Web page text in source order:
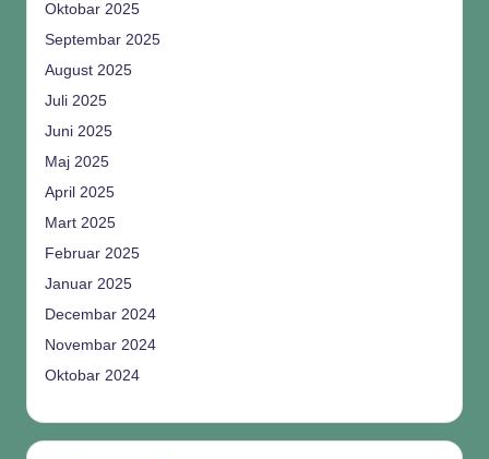
Oktobar 2025
Septembar 2025
August 2025
Juli 2025
Juni 2025
Maj 2025
April 2025
Mart 2025
Februar 2025
Januar 2025
Decembar 2024
Novembar 2024
Oktobar 2024